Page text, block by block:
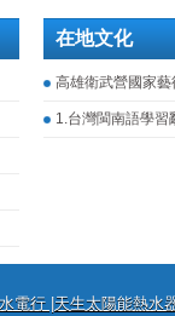
在地文化
高雄衛武營國家藝
1.台灣閩南語學習
電行 |天生太陽能熱水